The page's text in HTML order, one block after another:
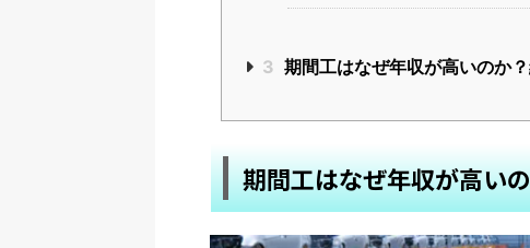
3 期間工はなぜ年収が高いのか
期間工はなぜ年収が高い